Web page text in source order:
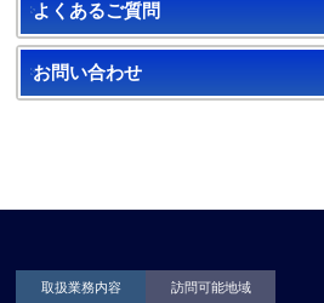
よくあるご質問
お問い合わせ
取扱業務内容 訪問可能地域